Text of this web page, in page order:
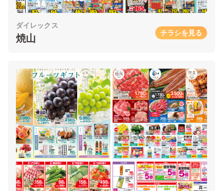
ダイレックス
焼山 チラシを見る